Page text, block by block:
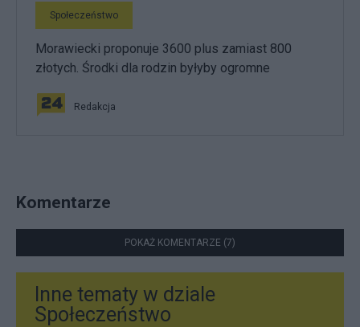
Społeczeństwo
Morawiecki proponuje 3600 plus zamiast 800
złotych. Środki dla rodzin byłyby ogromne
Redakcja
Komentarze
POKAŻ KOMENTARZE (7)
Inne tematy w dziale
Społeczeństwo